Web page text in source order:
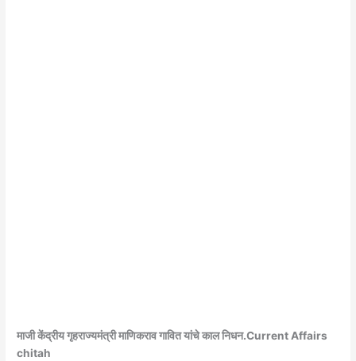
माजी केंद्रीय गृहराज्यमंत्री माणिकराव गावित यांचे काल निधन.Current Affairs
chitah